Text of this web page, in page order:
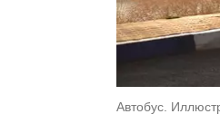
Автобус.